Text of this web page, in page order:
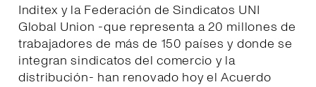
Inditex y la Federación de Sindicatos UNI
Global Union -que representa a 20 millones de
trabajadores de más de 150 países y donde se
integran sindicatos del comercio y la
distribución- han renovado hoy el Acuerdo